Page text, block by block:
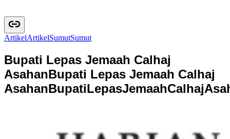
ArtikelArtikelSumutSumut
Bupati Lepas Jemaah Calhaj
AsahanBupati Lepas Jemaah Calhaj
AsahanBupatiLepasJemaahCalhajAsa